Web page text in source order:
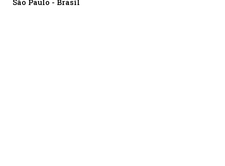
São Paulo - Brasil